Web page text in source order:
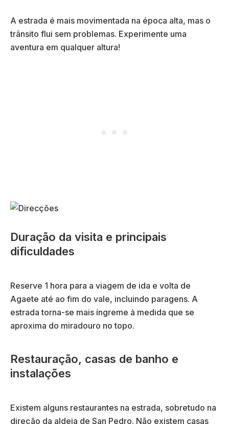
A estrada é mais movimentada na época alta, mas o
trânsito flui sem problemas. Experimente uma
aventura em qualquer altura!
Duração da visita e principais
dificuldades
Reserve 1 hora para a viagem de ida e volta de
Agaete até ao fim do vale, incluindo paragens. A
estrada torna-se mais íngreme à medida que se
aproxima do miradouro no topo.
Restauração, casas de banho e
instalações
Existem alguns restaurantes na estrada, sobretudo na
direção da aldeia de San Pedro. Não existem casas